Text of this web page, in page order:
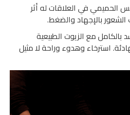
الحميمي في العلاقات له أثر
بالإجهاد والضغط.
مع الزيوت الطبيعية
استرخاء وهدوء وراحة لا مثيل